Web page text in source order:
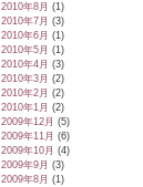
2010年8月 (1)
2010年7月 (3)
2010年6月 (1)
2010年5月 (1)
2010年4月 (3)
2010年3月 (2)
2010年2月 (2)
2010年1月 (2)
2009年12月 (5)
2009年11月 (6)
2009年10月 (4)
2009年9月 (3)
2009年8月 (1)